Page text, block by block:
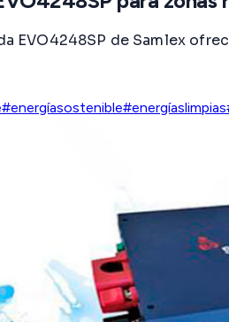
EVO4248SP de Samlex
#energíasostenible#energíaslimpias